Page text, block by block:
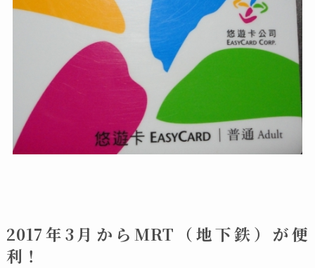
2017年3月からMRT（地下鉄）が便
利！